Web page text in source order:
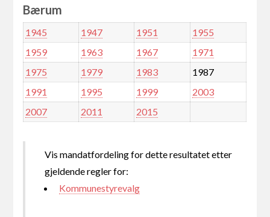
Bærum
1945 1947 1951
1955
1959
1963 1967
1971
1975
1979 1983
1987
1991
1995 1999
2003
2007
2011 2015
Vis mandatfordeling for dette resultatet etter
gjeldende regler for:
Kommunestyrevalg